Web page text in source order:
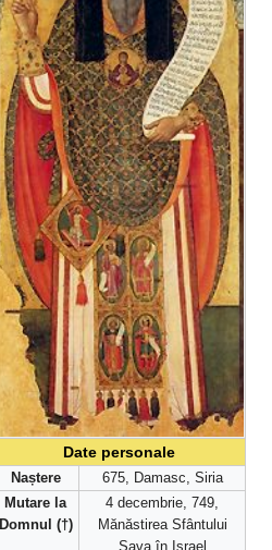
Date personale
Naștere
675, Damasc, Siria
Mutare la
Domnul (†)
4 decembrie, 749,
Mănăstirea Sfântului